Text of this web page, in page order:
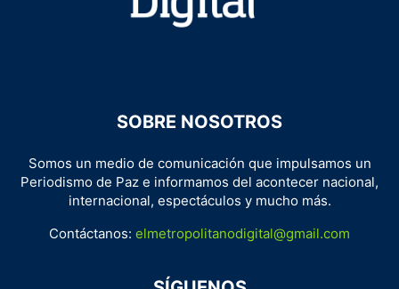
SOBRE NOSOTROS
Somos un medio de comunicación que impulsamos un
Periodismo de Paz e informamos del acontecer nacional,
internacional, espectáculos y mucho más.
Contáctanos: elmetropolitanodigital@gmail.com